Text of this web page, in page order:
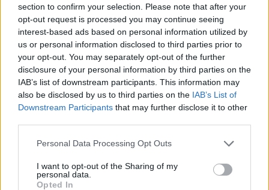
section to confirm your selection. Please note that after your
opt-out request is processed you may continue seeing
interest-based ads based on personal information utilized by
us or personal information disclosed to third parties prior to
your opt-out. You may separately opt-out of the further
disclosure of your personal information by third parties on the
IAB’s list of downstream participants. This information may
also be disclosed by us to third parties on the IAB’s List of
Downstream Participants that may further disclose it to other
Personal Data Processing Opt Outs
I want to opt-out of the Sharing of my
personal data.
Opted In
A könyv legfontosabb üzenete talán az, hogy a
siker sosem magától jön. Az, hogy Szoboszlai
Dominik ma a Premier League-ben játszik, nem
csoda, hanem következmény. A gyermekkori
megszállottság, a szülői hit és az évekig tartó,
monoton munka következménye.
És ez a történet – túl a futballon – bárkinek
szólhat, aki valaha hitt abban, hogy a tehetség